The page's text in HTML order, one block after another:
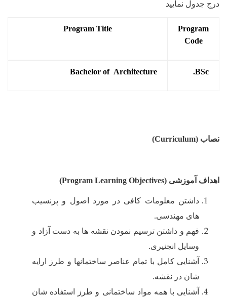
درج جدول نمایید
Program
Code
Program Title
BSc.
Bachelor of Architecture
نصاب (Curriculum
)
اهداف آموزشی (Program Learning Objectives
)
داشتن معلومات کافی در مورد اصول و پرنسیب
های مهندسی.
فهم و داشتن ترسیم نمودن نقشه ها به دست آزاد و
وسایل انجنیری.
آشنایی کامل با تمام عناصر ساختمانها و طرز ارایه
شان در نقشه.
آشنایی با همه مواد ساختمانی و طرز استفاده شان